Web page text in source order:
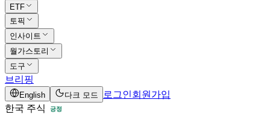
ETF
토픽
인사이트
월가스토리
도구
브리핑
English 다크 모드 로그인회원가입
한국 주식
긍정